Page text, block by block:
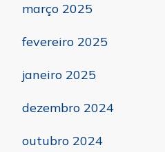
março 2025
fevereiro 2025
janeiro 2025
dezembro 2024
outubro 2024